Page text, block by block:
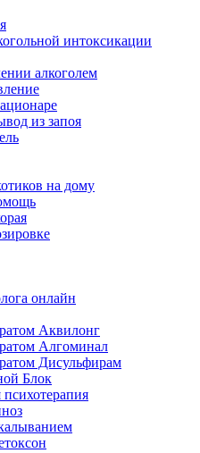
интоксикации
алкоголем
из запоя
на дому
онлайн
Аквилонг
Алгоминал
Дисульфирам
Блок